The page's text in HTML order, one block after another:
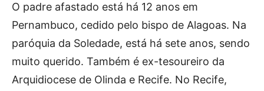
O padre afastado está há 12 anos em
Pernambuco, cedido pelo bispo de Alagoas. Na
paróquia da Soledade, está há sete anos, sendo
muito querido. Também é ex-tesoureiro da
Arquidiocese de Olinda e Recife. No Recife,